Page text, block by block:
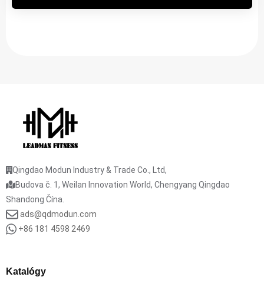
Qingdao Modun Industry & Trade Co., Ltd,
Budova č. 1, Weilan Innovation World, Chengyang Qingdao
Shandong Čína.
ads@qdmodun.com
+86 181 4598 2469
Katalógy